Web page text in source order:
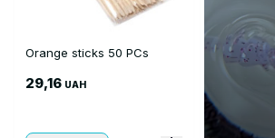
Orange sticks 50 PCs
29,16 UAH